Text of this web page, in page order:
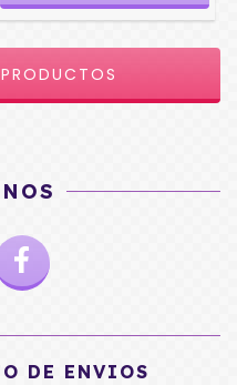
DE ENVIOS